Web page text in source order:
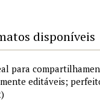
disponíveis
para
editáveis;